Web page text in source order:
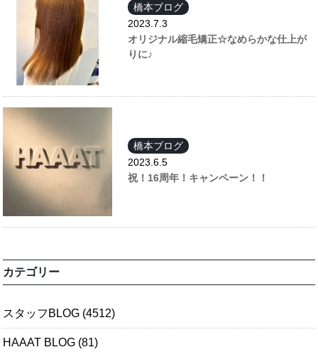
橋本ブログ
2023.7.3
オリジナル縮毛矯正☆なめらかな仕上が
りに♪
橋本ブログ
2023.6.5
祝！16周年！キャンペーン！！
カテゴリー
スタッフBLOG (4512)
HAAAT BLOG (81)